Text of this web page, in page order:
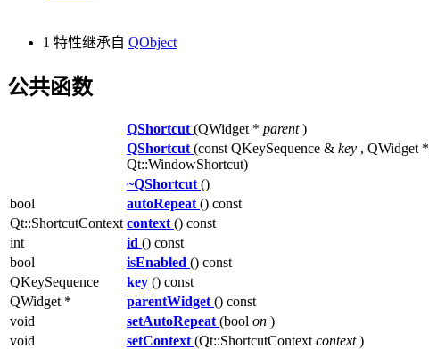
1 特性继承自 QObject
公共函数
QShortcut (QWidget * parent)
QShortcut (const QKeySequence & key , QWidget *
Qt::WindowShortcut)
~QShortcut ()
bool
autoRepeat () const
Qt::ShortcutContext context () const
int
id () const
bool
isEnabled () const
QKeySequence
key () const
QWidget *
parentWidget () const
void
setAutoRepeat (bool on )
void
setContext (Qt::ShortcutContext context)